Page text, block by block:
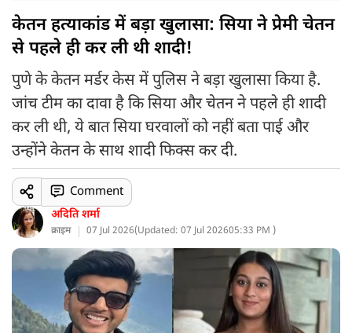
केतन हत्याकांड में बड़ा खुलासा: सिया ने प्रेमी चेतन
से पहले ही कर ली थी शादी!
पुणे के केतन मर्डर केस में पुलिस ने बड़ा खुलासा किया है.
जांच टीम का दावा है कि सिया और चेतन ने पहले ही शादी
कर ली थी, ये बात सिया घरवालों को नहीं बता पाई और
उन्होंने केतन के साथ शादी फिक्स कर दी.
अदिति शर्मा
क्राइम 07 Jul 2026(Updated: 07 Jul 202605:33 PM )
Comment